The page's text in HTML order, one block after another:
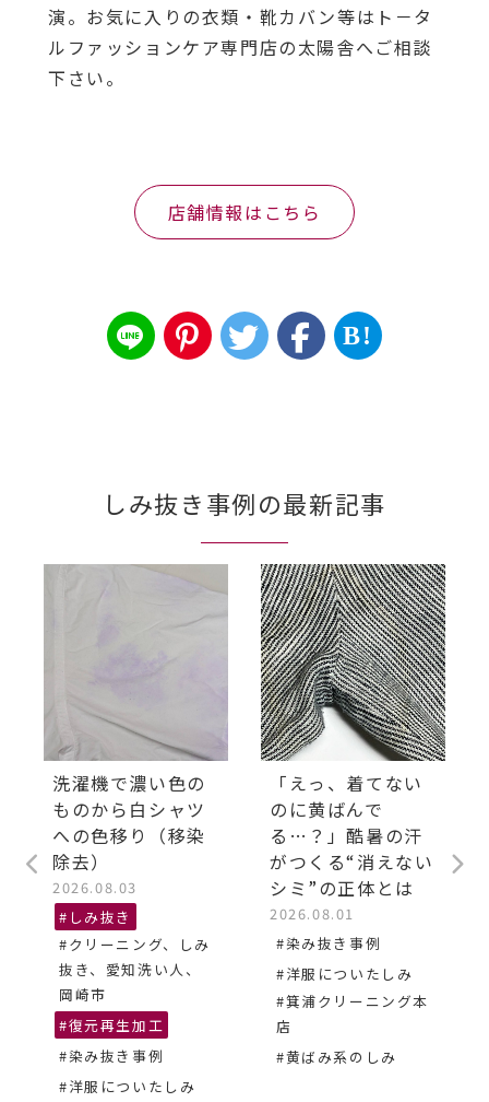
演。お気に入りの衣類・靴カバン等はト－タ
ルファッションケア専門店の太陽舎へご相談
下さい。
店舗情報はこちら
B!
しみ抜き事例の最新記事
洗濯機で濃い色の
ものから白シャツ
への色移り（移染
除去）
2026.08.03
#しみ抜き
#クリーニング、しみ
抜き、愛知洗い人、
岡崎市
#復元再生加工
#染み抜き事例
#洋服についたしみ
「えっ、着てない
のに黄ばんで
る…？」酷暑の汗
がつくる“消えない
シミ”の正体とは
2026.08.01
#染み抜き事例
#洋服についたしみ
#箕浦クリーニング本
店
#黄ばみ系のしみ